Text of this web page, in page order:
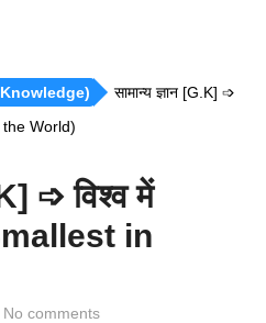
Knowledge)
सामान्य ज्ञान [G.K] ➩
the World)
➩ विश्व में
in
No comments